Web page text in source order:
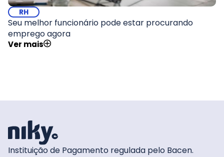
RH
Seu melhor funcionário pode estar procurando
emprego agora
Ver mais
Instituição de Pagamento regulada pelo Bacen.